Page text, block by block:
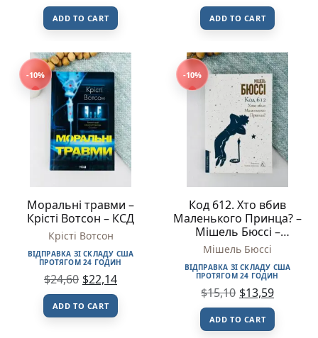
out
rating
ADD TO CART
out
rating
ADD TO CART
-10%
Моральні травми –
Крісті Вотсон – КСД
Крісті Вотсон
ВІДПРАВКА ЗІ СКЛАДУ США
ПРОТЯГОМ 24 ГОДИН
$24,60 $22,14
ADD TO CART
-10%
Код 612. Хто вбив
Маленького Принца? –
Мішель Бюссі –
Лабораторія
Мішель Бюссі
ВІДПРАВКА ЗІ СКЛАДУ США
ПРОТЯГОМ 24 ГОДИН
$15,10 $13,59
ADD TO CART